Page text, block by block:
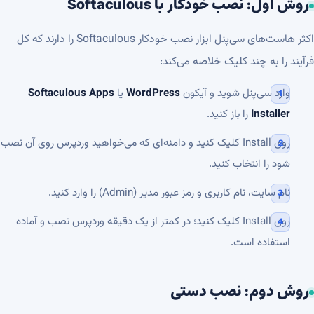
روش اول: نصب خودکار با Softaculous
اکثر هاست‌های سی‌پنل ابزار نصب خودکار Softaculous را دارند که کل
فرآیند را به چند کلیک خلاصه می‌کند:
وارد سی‌پنل شوید و آیکونWordPress یا Softaculous Apps
Installer را باز کنید.
روی Install کلیک کنید و دامنه‌ای که می‌خواهید وردپرس روی آن نصب
شود را انتخاب کنید.
نام سایت، نام کاربری و رمز عبور مدیر (Admin) را وارد کنید.
روی Install کلیک کنید؛ در کمتر از یک دقیقه وردپرس نصب و آماده
استفاده است.
روش دوم: نصب دستی